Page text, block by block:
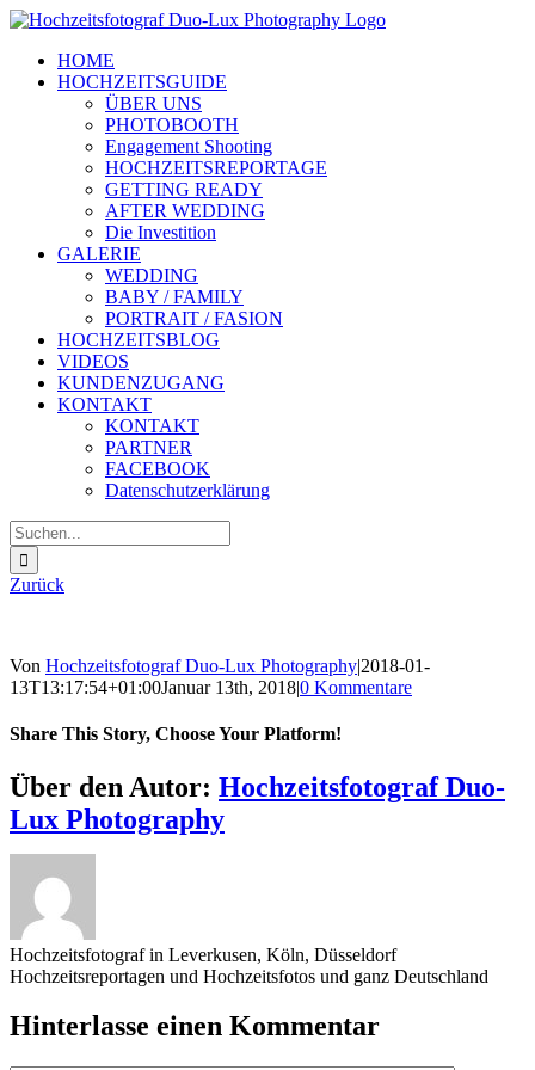
Zum
springenHOME
HOCHZEITSGUIDE
ÜBER UNS
PHOTOBOOTH
Engagement Shooting
HOCHZEITSREPORTAGE
GETTING READY
AFTER WEDDING
Die Investition
GALERIE
WEDDING
BABY / FAMILY
PORTRAIT / FASION
HOCHZEITSBLOG
VIDEOS
KUNDENZUGANG
KONTAKT
KONTAKT
PARTNER
FACEBOOK
Datenschutzerklärung
Suche
nach:
Zurück
Von Hochzeitsfotograf Duo-Lux Photography|2018-01-
13T13:17:54+01:00Januar 13th, 2018|0 Kommentare
Share This Story, Choose Your Platform!
Sharing_facebook
Sharing_twitter
Sharing_reddit
Über den Autor: Hochzeitsfotograf Duo-
Lux Photography
Hochzeitsfotograf in Leverkusen, Köln, Düsseldorf
Hochzeitsreportagen und Hochzeitsfotos und ganz Deutschland
Hinterlasse einen Kommentar